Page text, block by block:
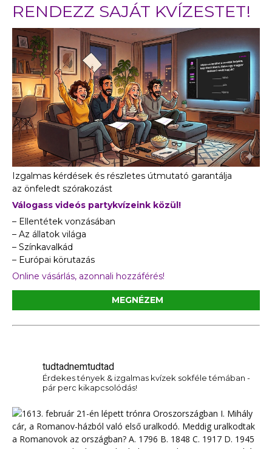
RENDEZZ SAJÁT KVÍZESTET!
Izgalmas kérdések és részletes útmutató garantálja
az önfeledt szórakozást
Válogass videós partykvízeink közül!
– Ellentétek vonzásában
– Az állatok világa
– Színkavalkád
– Európai körutazás
Online vásárlás, azonnali hozzáférés!
MEGNÉZEM
tudtadnemtudtad
Érdekes tények & izgalmas kvízek sokféle témában -
pár perc kikapcsolódás!